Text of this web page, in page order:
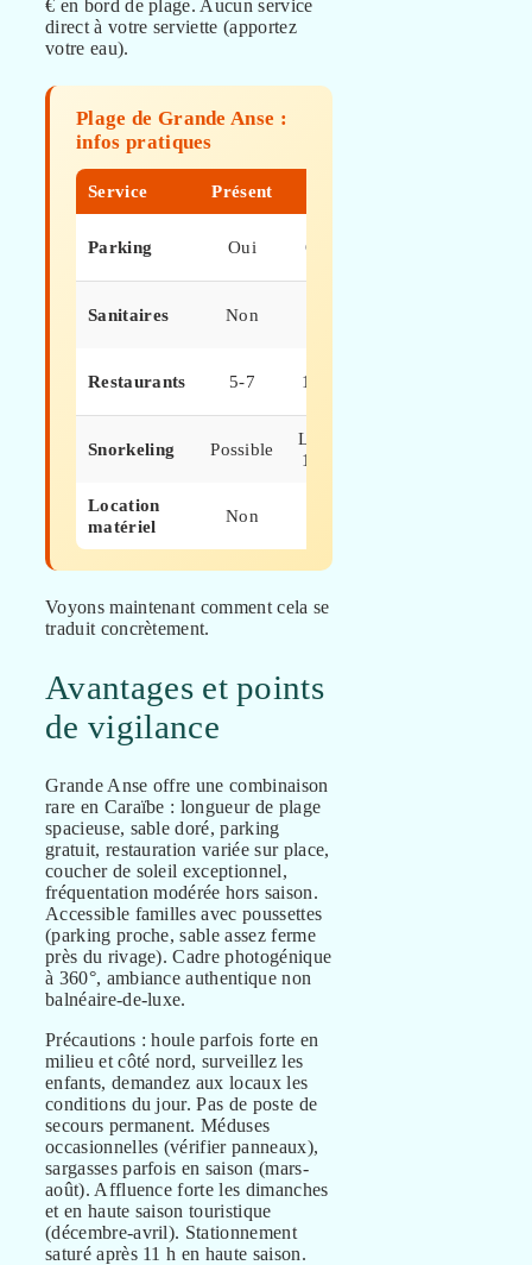
€ en bord de plage. Aucun service
direct à votre serviette (apportez
votre eau).
Plage de Grande Anse :
infos pratiques
Service Présent
Parking Oui Gratuit
Sanitaires Non
Restaurants 5-7 15-25 €
Snorkeling Possible
Location
12-15 €
Location
matériel
Non
Voyons maintenant comment cela se
traduit concrètement.
Avantages et points
de vigilance
Grande Anse offre une combinaison
rare en Caraïbe : longueur de plage
spacieuse, sable doré, parking
gratuit, restauration variée sur place,
coucher de soleil exceptionnel,
fréquentation modérée hors saison.
Accessible familles avec poussettes
(parking proche, sable assez ferme
près du rivage). Cadre photogénique
à 360°, ambiance authentique non
balnéaire-de-luxe.
Précautions : houle parfois forte en
milieu et côté nord, surveillez les
enfants, demandez aux locaux les
conditions du jour. Pas de poste de
secours permanent. Méduses
occasionnelles (vérifier panneaux),
sargasses parfois en saison (mars-
août). Affluence forte les dimanches
et en haute saison touristique
(décembre-avril). Stationnement
saturé après 11 h en haute saison.